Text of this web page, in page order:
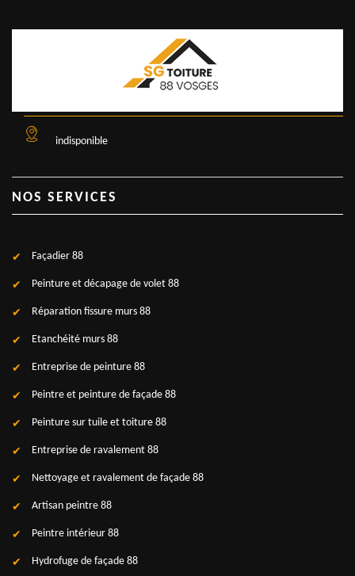
indisponible
NOS SERVICES
Façadier 88
Peinture et décapage de volet 88
Réparation fissure murs 88
Etanchéité murs 88
Entreprise de peinture 88
Peintre et peinture de façade 88
Peinture sur tuile et toiture 88
Entreprise de ravalement 88
Nettoyage et ravalement de façade 88
Artisan peintre 88
Peintre intérieur 88
Hydrofuge de façade 88